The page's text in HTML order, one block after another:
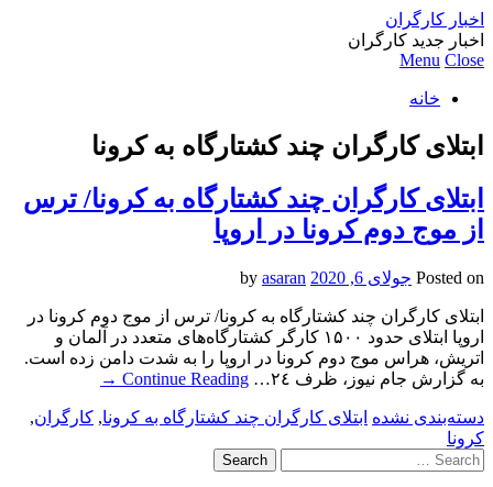
اخبار کارگران
اخبار جدید کارگران
Menu Close
خانه
ابتلای کارگران چند کشتارگاه به کرونا
ابتلای کارگران چند کشتارگاه به کرونا/ ترس
از موج دوم کرونا در اروپا
Posted on جولای 6, 2020 asaran
ابتلای کارگران چند کشتارگاه به کرونا/ ترس از موج دوم کرونا در
اروپا ابتلای حدود ١۵٠٠ کارگر کشتارگاه‌های متعدد در آلمان و
اتریش، هراس موج دوم کرونا در اروپا را به شدت دامن زده است.
به گزارش جام نیوز، ظرف ٢٤…
Continue Reading
→
دسته‌بندی نشده ابتلای کارگران چند کشتارگاه به کرونا, کارگران,
کرونا
Search
for: